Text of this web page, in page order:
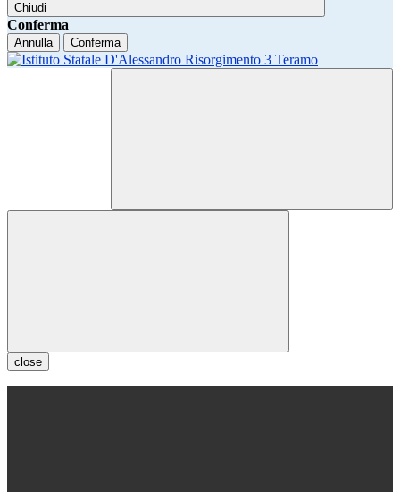
Chiudi
Conferma
Annulla Conferma
close